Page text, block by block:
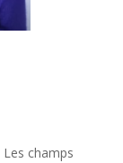
Les champs